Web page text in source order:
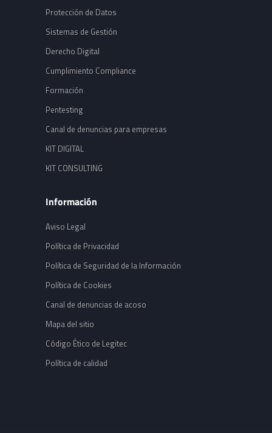
Protección de Datos
Sistemas de Gestión
Derecho Digital
Cumplimiento Compliance
Formación
Pentesting
Canal de denuncias para empresas
KIT DIGITAL
KIT CONSULTING
Información
Aviso Legal
Política de Privacidad
Política de Seguridad de la Información
Política de Cookies
Canal de denuncias de acoso
Mapa del sitio
Código Ético de Legitec
Política de calidad